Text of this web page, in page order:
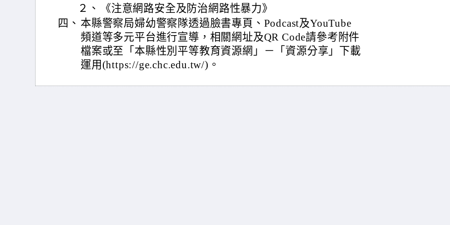
２、
《注意網路安全及防治網路性暴力》
四、 本縣警察局婦幼警察隊透過臉書專頁、Podcast及YouTube
頻道等多元平台進行宣導，相關網址及QR Code請參考附件
檔案或至「本縣性別平等教育資源網」－「資源分享」下載
運用(https://ge.chc.edu.tw/)。